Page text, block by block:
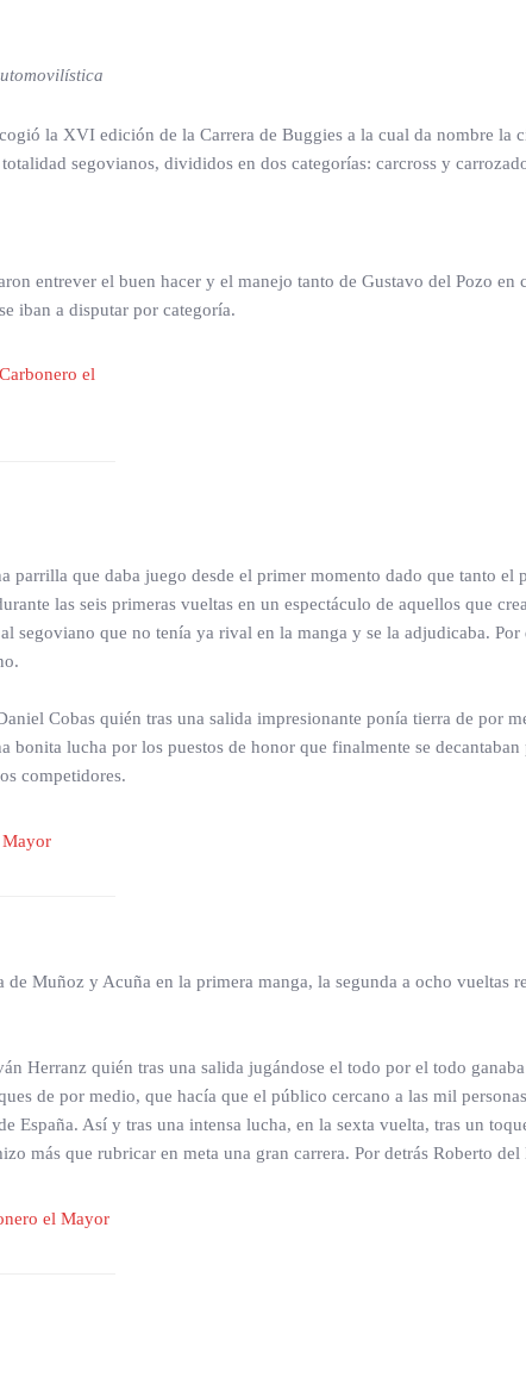
la XVI edición de la Carrera de Buggies a la cual da nombre
segovianos, divididos en dos categorías: carcross y
entrever el buen hacer y el manejo tanto de Gustavo del Pozo en
iban a disputar por categoría.
parrilla que daba juego desde el primer momento dado que tanto
las seis primeras vueltas en un espectáculo de aquellos que
que no tenía ya rival en la manga y se la adjudicaba.
Cobas quién tras una salida impresionante ponía tierra de por
lucha por los puestos de honor que finalmente se
competidores.
Muñoz y Acuña en la primera manga, la segunda a ocho
Herranz quién tras una salida jugándose el todo por el todo
de por medio, que hacía que el público cercano a las mil
España. Así y tras una intensa lucha, en la sexta vuelta, tras un
más que rubricar en meta una gran carrera. Por detrás Roberto